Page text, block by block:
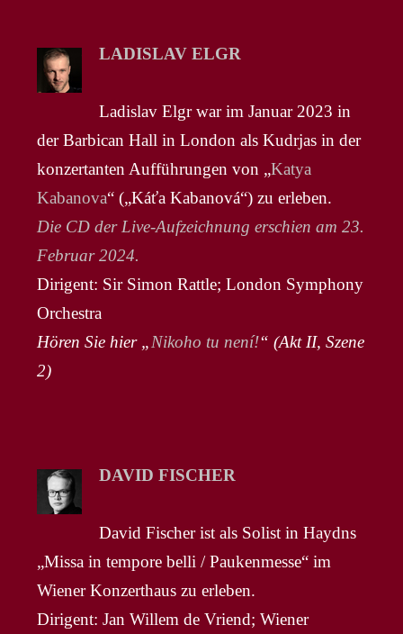
LADISLAV ELGR
Ladislav Elgr war im Januar 2023 in
der Barbican Hall in London als Kudrjas in der
konzertanten Aufführungen von „Katya
Kabanova“ („Káťa Kabanová“) zu erleben.
Die CD der Live-Aufzeichnung erschien am 23.
Februar 2024.
Dirigent: Sir Simon Rattle; London Symphony
Orchestra
Hören Sie hier „Nikoho tu není!“ (Akt II, Szene
2)
DAVID FISCHER
David Fischer ist als Solist in Haydns
„Missa in tempore belli / Paukenmesse“ im
Wiener Konzerthaus zu erleben.
Dirigent: Jan Willem de Vriend; Wiener